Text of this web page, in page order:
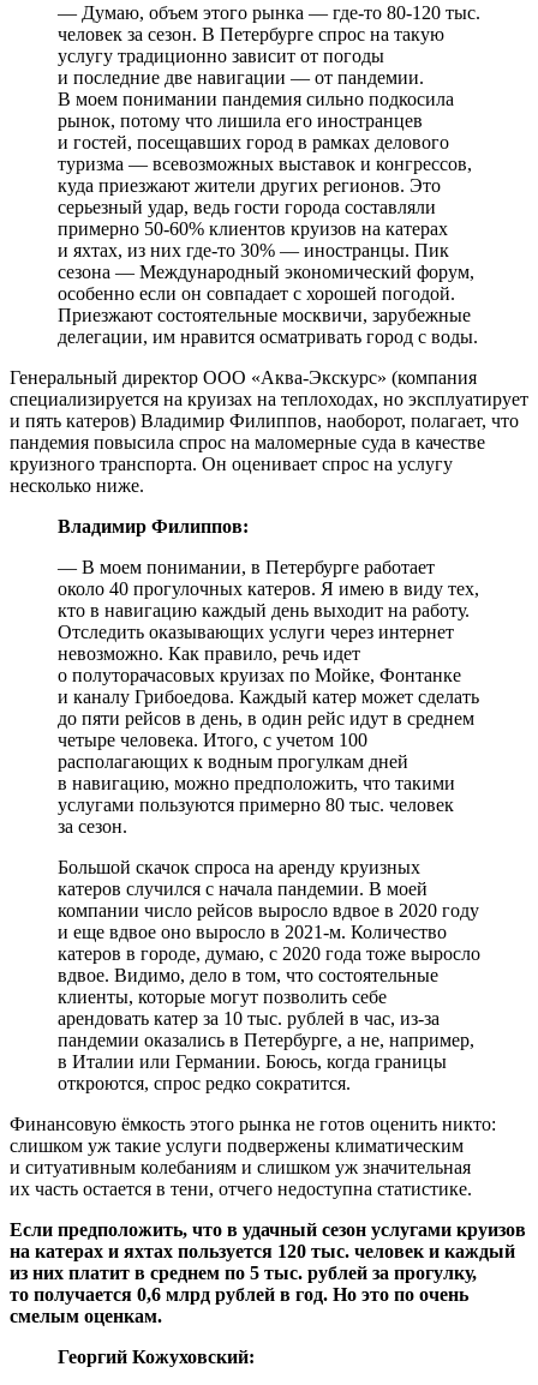
— Думаю, объем этого рынка — где-то 80-120 тыс.
человек за сезон. В Петербурге спрос на такую
услугу традиционно зависит от погоды
и последние две навигации — от пандемии.
В моем понимании пандемия сильно подкосила
рынок, потому что лишила его иностранцев
и гостей, посещавших город в рамках делового
туризма — всевозможных выставок и конгрессов,
куда приезжают жители других регионов. Это
серьезный удар, ведь гости города составляли
примерно 50-60% клиентов круизов на катерах
и яхтах, из них где-то 30% — иностранцы. Пик
сезона — Международный экономический форум,
особенно если он совпадает с хорошей погодой.
Приезжают состоятельные москвичи, зарубежные
делегации, им нравится осматривать город с воды.
Генеральный директор ООО «Аква-Экскурс» (компания
специализируется на круизах на теплоходах, но эксплуатирует
и пять катеров) Владимир Филиппов, наоборот, полагает, что
пандемия повысила спрос на маломерные суда в качестве
круизного транспорта. Он оценивает спрос на услугу
несколько ниже.
Владимир Филиппов:
— В моем понимании, в Петербурге работает
около 40 прогулочных катеров. Я имею в виду тех,
кто в навигацию каждый день выходит на работу.
Отследить оказывающих услуги через интернет
невозможно. Как правило, речь идет
о полуторачасовых круизах по Мойке, Фонтанке
и каналу Грибоедова. Каждый катер может сделать
до пяти рейсов в день, в один рейс идут в среднем
четыре человека. Итого, с учетом 100
располагающих к водным прогулкам дней
в навигацию, можно предположить, что такими
услугами пользуются примерно 80 тыс. человек
за сезон.
Большой скачок спроса на аренду круизных
катеров случился с начала пандемии. В моей
компании число рейсов выросло вдвое в 2020 году
и еще вдвое оно выросло в 2021-м. Количество
катеров в городе, думаю, с 2020 года тоже выросло
вдвое. Видимо, дело в том, что состоятельные
клиенты, которые могут позволить себе
арендовать катер за 10 тыс. рублей в час, из-за
пандемии оказались в Петербурге, а не, например,
в Италии или Германии. Боюсь, когда границы
откроются, спрос редко сократится.
Финансовую ёмкость этого рынка не готов оценить никто:
слишком уж такие услуги подвержены климатическим
и ситуативным колебаниям и слишком уж значительная
их часть остается в тени, отчего недоступна статистике.
Если предположить, что в удачный сезон услугами круизов
на катерах и яхтах пользуется 120 тыс. человек и каждый
из них платит в среднем по 5 тыс. рублей за прогулку,
то получается 0,6 млрд рублей в год. Но это по очень
смелым оценкам.
Георгий Кожуховский: